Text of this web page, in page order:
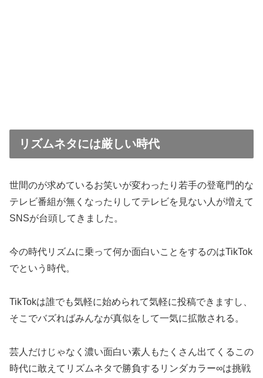
リズムネタには厳しい時代
世間のが求めているお笑いが変わったり若手の登竜門的な
テレビ番組が無くなったりしてテレビを見ない人が増えて
SNSが台頭してきました。
今の時代リズムに乗って何か面白いことをするのはTikTok
でという時代。
TikTokは誰でも気軽に始められて気軽に投稿できますし、
そこでバズればみんなが真似をして一気に拡散される。
芸人だけじゃなく濃い面白い素人もたくさん出てくるこの
時代に敢えてリズムネタで勝負するリンダカラー∞は挑戦